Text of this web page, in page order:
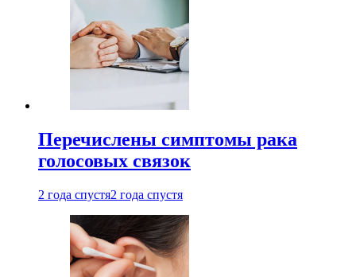
Перечислены симптомы рака
голосовых связок
2 года спустя2 года спустя